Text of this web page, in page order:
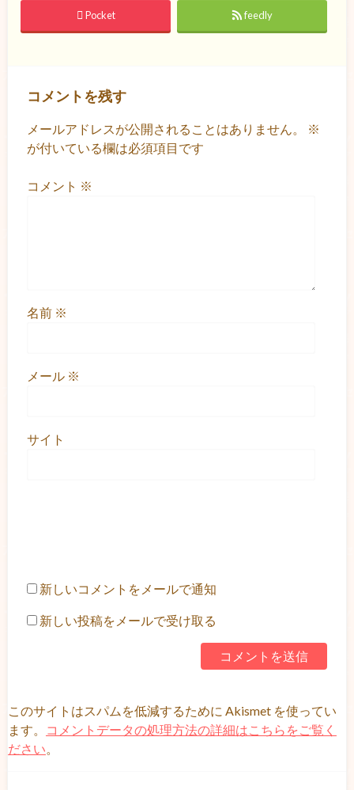
Pocket feedly
コメントを残す
メールアドレスが公開されることはありません。
※
が付いている欄は必須項目です
コメント ※
名前 ※
メール ※
サイト
新しいコメントをメールで通知
新しい投稿をメールで受け取る
このサイトはスパムを低減するために Akismet を使ってい
ます。
コメントデータの処理方法の詳細はこちらをご覧く
ださい。